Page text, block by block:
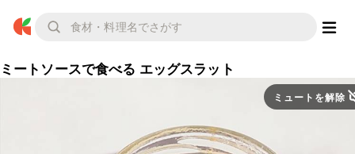
ミートソースで食べる エッグスラット
ミュートを解除